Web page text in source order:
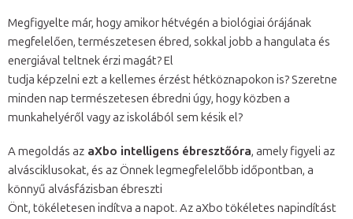
Megfigyelte már, hogy amikor hétvégén a biológiai órájának
megfelelően, természetesen ébred, sokkal jobb a hangulata és
energiával teltnek érzi magát? El
tudja képzelni ezt a kellemes érzést hétköznapokon is? Szeretne
minden nap természetesen ébredni úgy, hogy közben a
munkahelyéről vagy az iskolából sem késik el?
A megoldás az aXbo intelligens ébresztőóra, amely figyeli az
alvásciklusokat, és az Önnek legmegfelelőbb időpontban, a
könnyű alvásfázisban ébreszti
Önt, tökéletesen indítva a napot. Az aXbo tökéletes napindítást